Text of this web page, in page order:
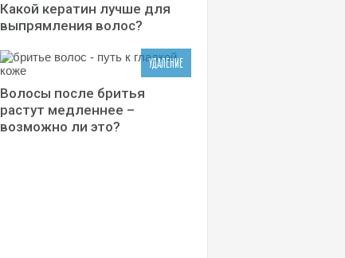
Какой кератин лучше для
выпрямления волос?
УДАЛЕНИЕ
Волосы после бритья
растут медленнее –
возможно ли это?